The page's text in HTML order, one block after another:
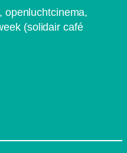
openluchtcinema,
(solidair café